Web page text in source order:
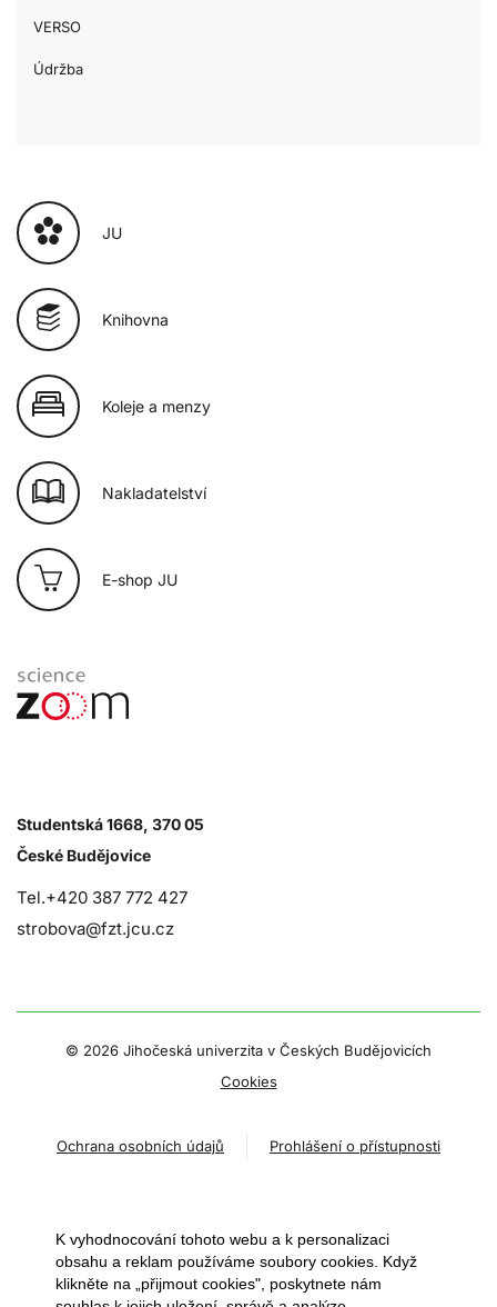
VERSO
Údržba
JU
Knihovna
Koleje a menzy
Nakladatelství
E-shop JU
Studentská 1668, 370 05
České Budějovice
Tel.+420 387 772 427
strobova@fzt.jcu.cz
© 2026 Jihočeská univerzita v Českých Budějovicích
Cookies
Ochrana osobních údajů Prohlášení o přístupnosti
K vyhodnocování tohoto webu a k personalizaci
obsahu a reklam používáme soubory cookies. Když
klikněte na „přijmout cookies", poskytnete nám